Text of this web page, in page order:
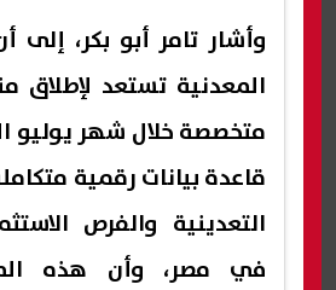
وأشار تامر أبو بكر، إلى
المعدنية تستعد لإطلاق
متخصصة خلال شهر يوليو
قاعدة بيانات رقمية
التعدينية والفرص
في مصر، وأن هذه